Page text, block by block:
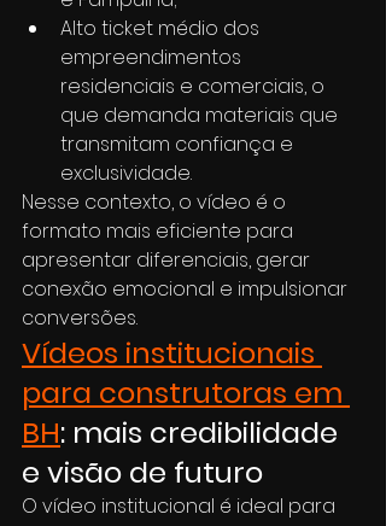
Alto ticket médio dos
empreendimentos
residenciais e comerciais, o
que demanda materiais que
transmitam confiança e
exclusividade.
Nesse contexto, o vídeo é o
formato mais eficiente para
apresentar diferenciais, gerar
conexão emocional e impulsionar
conversões.
Vídeos institucionais
para construtoras em
BH: mais credibilidade
e visão de futuro
O vídeo institucional é ideal para